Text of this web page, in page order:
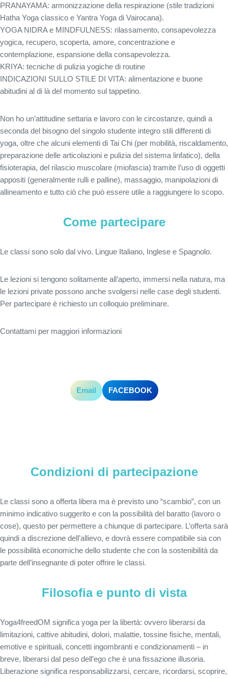
PRANAYAMA: armonizzazione della respirazione (stile tradizioni
Hatha Yoga classico e Yantra Yoga di Vairocana).
YOGA NIDRA e MINDFULNESS: rilassamento, consapevolezza
yogica, recupero, scoperta, amore, concentrazione e
contemplazione, espansione della consapevolezza.
KRIYA: tecniche di pulizia yogiche di routine
INDICAZIONI SULLO STILE DI VITA: alimentazione e buone
abitudini al di là del momento sul tappetino.
Non ho un’attitudine settaria e lavoro con le circostanze, quindi a
seconda del bisogno del singolo studente integro stili differenti di
yoga, oltre che alcuni elementi di Tai Chi (per mobilità, riscaldamento,
preparazione delle articolazioni e pulizia del sistema linfatico), della
fisioterapia, del rilascio muscolare (miofascia) tramite l’uso di oggetti
appositi (generalmente rulli e palline), massaggio, manipolazioni di
allineamento e tutto ciò che può essere utile a raggiungere lo scopo.
Come partecipare
Le classi sono solo dal vivo. Lingue Italiano, Inglese e Spagnolo.
Le lezioni si tengono solitamente all’aperto, immersi nella natura, ma
le lezioni private possono anche svolgersi nelle case degli studenti.
Per partecipare è richiesto un colloquio preliminare.
Contattami per maggiori informazioni
Email FACEBOOK
Condizioni di partecipazione
Le classi sono a offerta libera ma è previsto uno “scambio”, con un
minimo indicativo suggerito e con la possibilità del baratto (lavoro o
cose), questo per permettere a chiunque di partecipare. L’offerta sarà
quindi a discrezione dell’allievo, e dovrà essere compatibile sia con
le possibilità economiche dello studente che con la sostenibilità da
parte dell’insegnante di poter offrire le classi.
Filosofia e punto di vista
Yoga4freedOM significa yoga per la libertà: ovvero liberarsi da
limitazioni, cattive abitudini, dolori, malattie, tossine fisiche, mentali,
emotive e spirituali, concetti ingombranti e condizionamenti – in
breve, liberarsi dal peso dell’ego che è una fissazione illusoria.
Liberazione significa responsabilizzarsi, cercare, ricordarsi, scoprire,